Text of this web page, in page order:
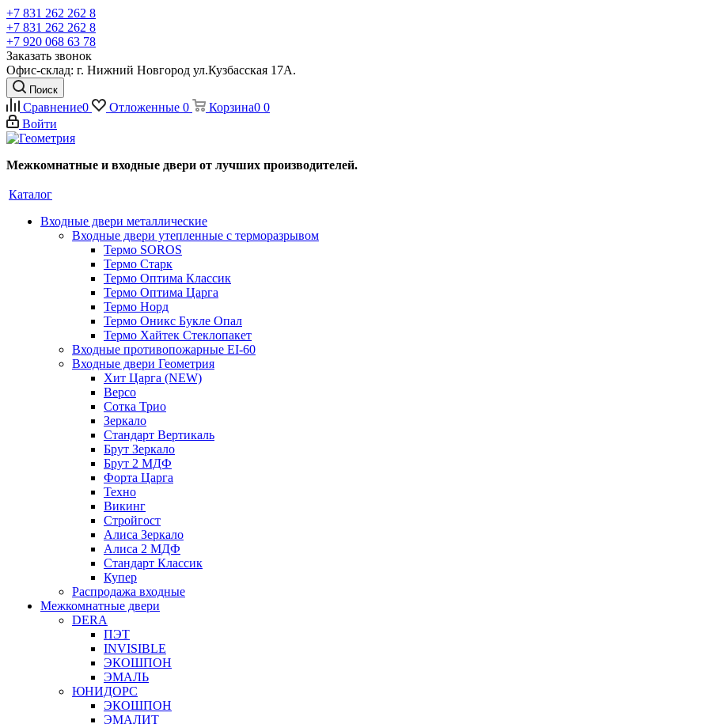
+7 831 262 262 8
+7 831 262 262 8
+7 920 068 63 78
Заказать звонок
Офис-склад: г. Нижний Новгород ул.Кузбасская 17А.
Поиск
Сравнение0 Отложенные 0 Корзина0 0
Войти
Межкомнатные и входные двери от лучших производителей.
Каталог
Входные двери металлические
Входные двери утепленные с терморазрывом
Термо SOROS
Термо Старк
Термо Оптима Классик
Термо Оптима Царга
Термо Норд
Термо Оникс Букле Опал
Термо Хайтек Стеклопакет
Входные противопожарные EI-60
Входные двери Геометрия
Хит Царга (NEW)
Версо
Сотка Трио
Зеркало
Стандарт Вертикаль
Брут Зеркало
Брут 2 МДФ
Форта Царга
Техно
Викинг
Стройгост
Алиса Зеркало
Алиса 2 МДФ
Стандарт Классик
Купер
Распродажа входные
Межкомнатные двери
DERA
ПЭТ
INVISIBLE
ЭКОШПОН
ЭМАЛЬ
ЮНИДОРС
ЭКОШПОН
ЭМАЛИТ